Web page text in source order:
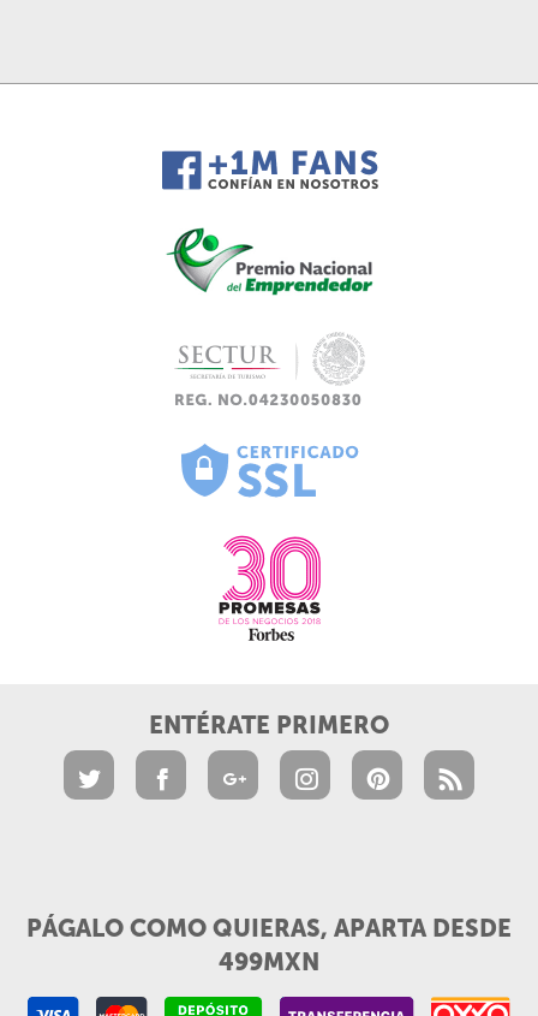
ENTÉRATE PRIMERO
PÁGALO COMO QUIERAS, APARTA DESDE
499MXN